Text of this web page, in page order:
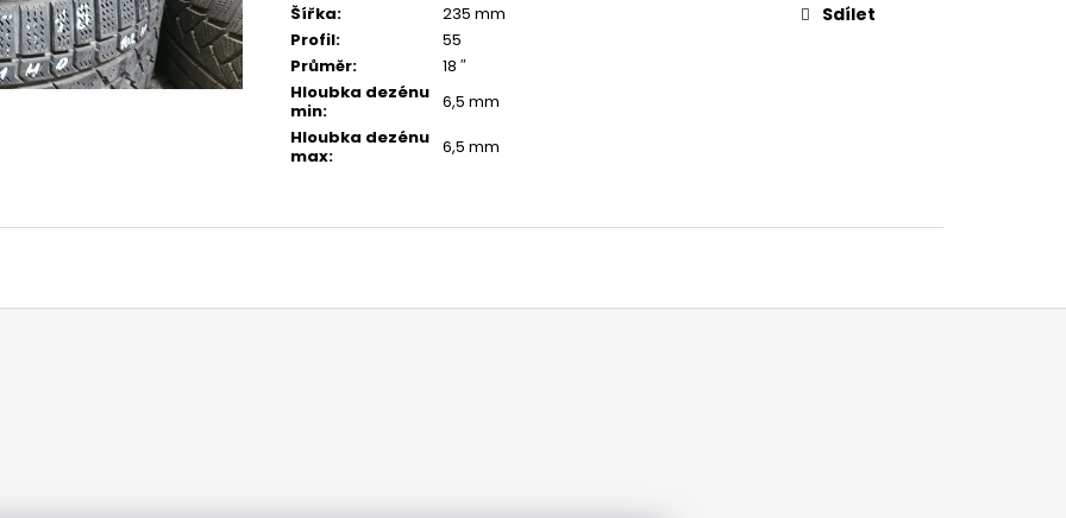
Šířka:
235 mm
Profil:
55
Průměr:
18 ″
Hloubka dezénu
min:
6,5 mm
Hloubka dezénu
max: 6,5 mm
Sdílet